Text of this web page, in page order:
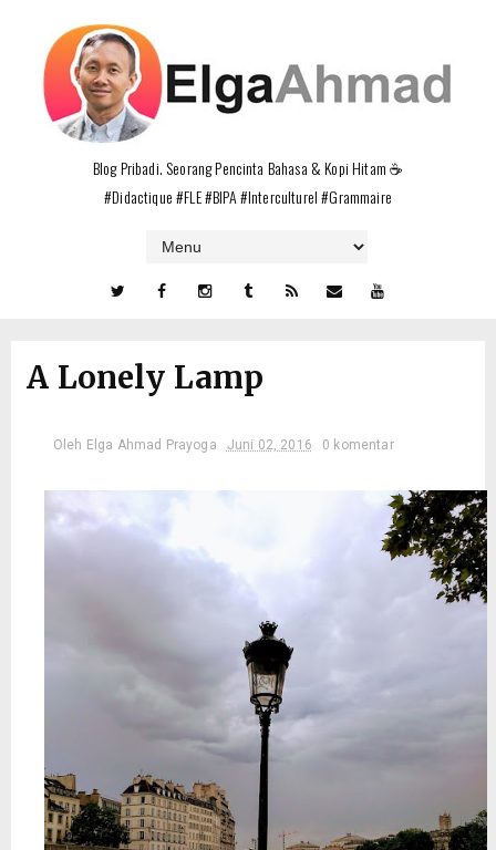
Blog Pribadi. Seorang Pencinta Bahasa & Kopi Hitam ☕
#Didactique #FLE #BIPA #Interculturel #Grammaire
A Lonely Lamp
Oleh Elga Ahmad Prayoga Juni 02, 2016 0 komentar